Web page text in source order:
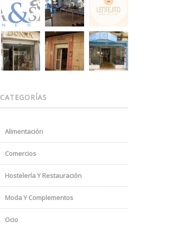
CATEGORÍAS
Alimentación
Comercios
Hostelería Y Restauración
Moda Y Complementos
Ocio